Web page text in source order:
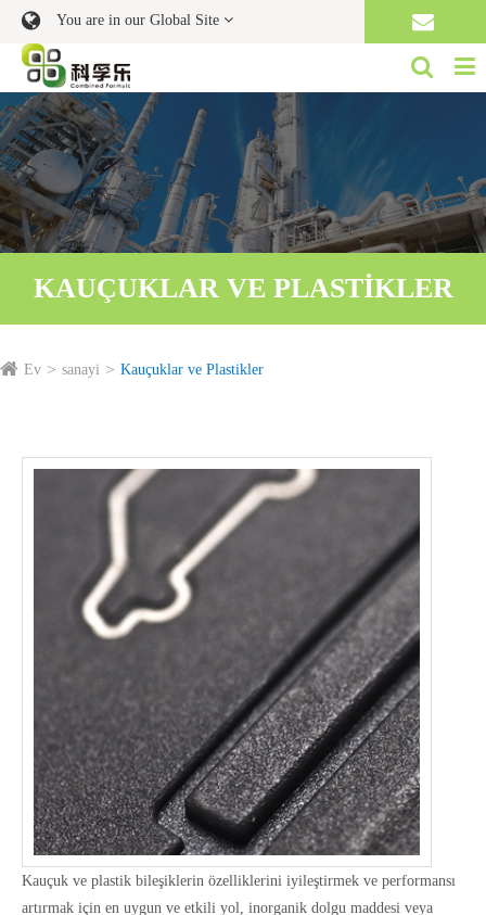
You are in our Global Site
KAUÇUKLAR VE PLASTIKLER
Ev sanayi Kauçuklar ve Plastikler
Kauçuk ve plastik bileşiklerin özelliklerini iyileştirmek ve performansı
artırmak için en uygun ve etkili yol, inorganik dolgu maddesi veya